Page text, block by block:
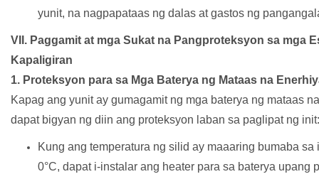
yunit, na nagpapataas ng dalas at gastos ng
VII. Paggamit at mga Sukat na Pangproteksyon sa mga
Kapaligiran
1. Proteksyon para sa Mga Baterya ng Mataas na
Kapag ang yunit ay gumagamit ng mga baterya ng mataas
dapat bigyan ng diin ang proteksyon laban sa paglipat ng init:
Kung ang temperatura ng silid ay maaaring bumaba sa
0°C, dapat i-instalar ang heater para sa baterya upang